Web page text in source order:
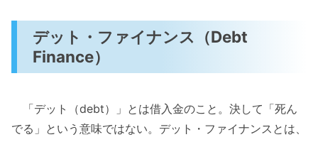
デット・ファイナンス（Debt
Finance）
「デット（debt）」とは借入金のこと。決して「死ん
でる」という意味ではない。デット・ファイナンスとは、